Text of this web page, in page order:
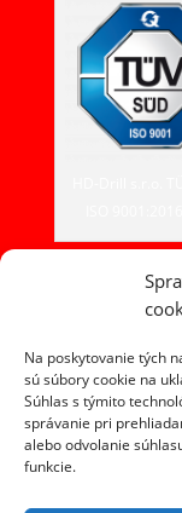
Na poskytovanie tých
sú súbory cookie na
Súhlas s týmito
správanie pri
alebo odvolanie
funkcie.
HD-DRILL,
Fojtová 365
023 54
tel. +421 907